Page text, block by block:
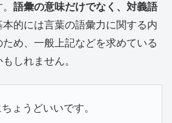
語彙の意味だけでなく、対義語
本的には言葉の語彙力に関する内
め、一般上記などを求めている
しれません。
ょうどいいです。